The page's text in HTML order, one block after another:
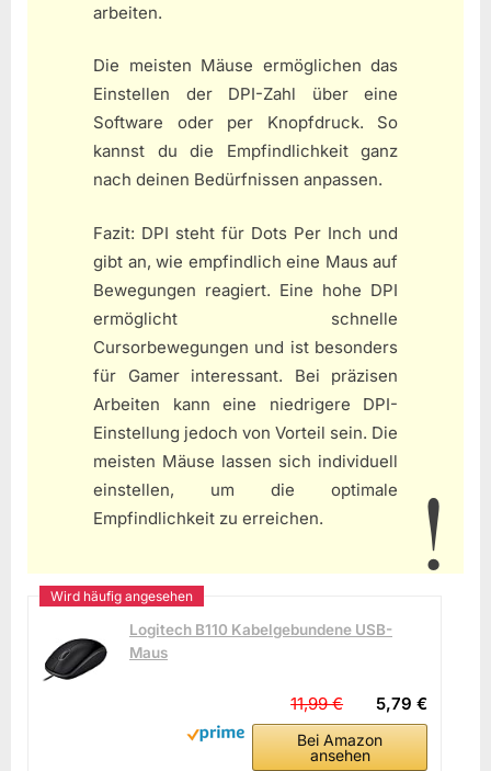
arbeiten.
Die meisten Mäuse ermöglichen das
Einstellen der DPI-Zahl über eine
Software oder per Knopfdruck. So
kannst du die Empfindlichkeit ganz
nach deinen Bedürfnissen anpassen.
Fazit: DPI steht für Dots Per Inch und
gibt an, wie empfindlich eine Maus auf
Bewegungen reagiert. Eine hohe DPI
ermöglicht schnelle
Cursorbewegungen und ist besonders
für Gamer interessant. Bei präzisen
Arbeiten kann eine niedrigere DPI-
Einstellung jedoch von Vorteil sein. Die
meisten Mäuse lassen sich individuell
einstellen, um die optimale
Empfindlichkeit zu erreichen.
Logitech B110 Kabelgebundene USB-
Maus
5,79 €
11,99 €
Bei Amazon
ansehen